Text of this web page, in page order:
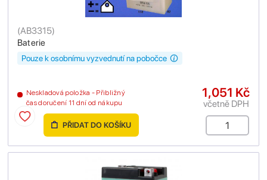
Baterie
(AB3315)
Neskladová položka - Přibližný
čas doručení 11 dní od nákupu
Pouze k osobnímu vyzvednutí na pobočce
1,051 Kč
včetně DPH
PŘIDAT DO KOŠÍKU